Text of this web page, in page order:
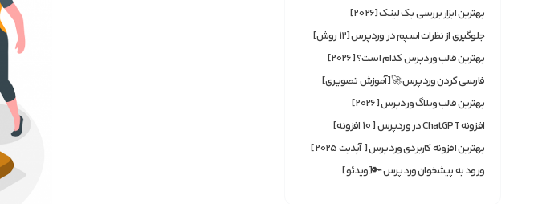
بهترین ابزار بررسی بک لینک [2026]
جلوگیری از نظرات اسپم در وردپرس [12 روش]
بهترین قالب وردپرس کدام است؟ [2026]
فارسی کردن وردپرس 🚀[آموزش تصویری]
بهترین قالب وبلاگ وردپرس [2026]
افزونه ChatGPT در وردپرس [ 10 افزونه]
بهترین افزونه‌ کاربردی وردپرس [ آپدیت 2025]
ورود به پیشخوان وردپرس 🔑[ویدئو]